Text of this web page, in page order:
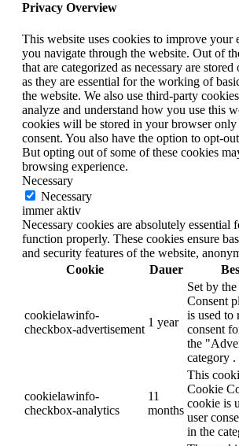
Privacy Overview
This website uses cookies to improve your
you navigate through the website. Out of
that are categorized as necessary are
as they are essential for the working of
the website. We also use third-party
analyze and understand how you use this
cookies will be stored in your browser
consent. You also have the option to opt-
But opting out of some of these cookies
browsing experience.
Necessary
Necessary
immer aktiv
Necessary cookies are absolutely essential
function properly. These cookies ensure
and security features of the website,
Cookie
Dauer
cookielawinfo-
checkbox-advertisement
1 year
Set by
Consent
is used to
consent
the
category .
cookielawinfo-
checkbox-analytics
11
months
This
Cookie
cookie is
user
in the